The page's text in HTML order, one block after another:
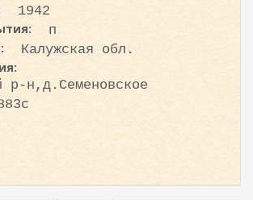
1942
п
Калужская обл.
р-н,д.Семеновское